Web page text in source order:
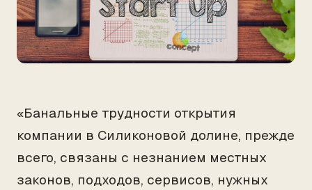
«Банальные трудности открытия
компании в Силиконовой долине, прежде
всего, связаны с незнанием местных
законов, подходов, сервисов, нужных